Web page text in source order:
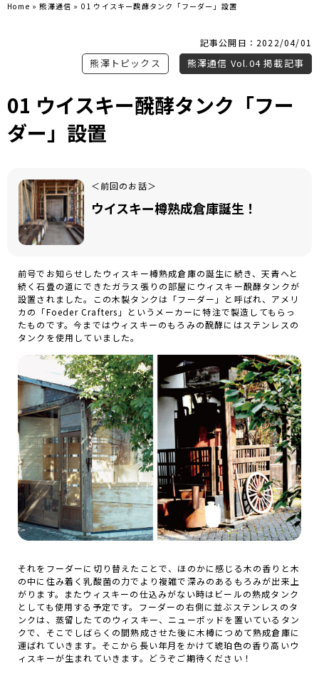
Home »熊澤通信 » 01 ウイスキー醗酵タンク「フーダー」設置
記事公開日：2022/04/01
熊澤通信 Vol.04 掲載記事
熊澤トピックス
01 ウイスキー醗酵タンク「フー
ダー」設置
＜前回のお話＞
ウイスキー樽熟成倉庫誕生！
前号でお知らせしたウィスキー樽熟成倉庫の誕生に続き、天青へと
続く石畳の道にできたガラス張りの部屋にウィスキー醗酵タンクが
設置されました。この木製タンクは「フーダー」と呼ばれ、アメリ
カの「Foeder Crafters」というメーカーに特注で製造してもらっ
たものです。今まではウィスキーのもろみの醗酵にはステンレスの
タンクを使用していました。
それをフーダーに切り替えたことで、ほのかに感じる木の香りと木
の中に住み着く乳酸菌の力でより複雑で深みのあるもろみが出来上
がります。またウィスキーの仕込みがない時はビールの熟成タンク
としても使用する予定です。フーダーの右側に並ぶステンレスのタ
ンクは、蒸留したてのウィスキー、ニューポッドを置いているタン
クで、そこでしばらくの間熟成させた後に木樽につめて熟成倉庫に
運ばれていきます。そこから長い年月をかけて琥珀色の香り高いウ
ィスキーが生まれていきます。どうぞご期待ください！